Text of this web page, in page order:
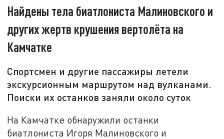
Найдены тела биатлониста Малиновского и
других жертв крушения вертолёта на
Камчатке
Спортсмен и другие пассажиры летели
экскурсионным маршрутом над вулканами.
Поиски их останков заняли около суток
На Камчатке обнаружили останки
биатлониста Игоря Малиновского и